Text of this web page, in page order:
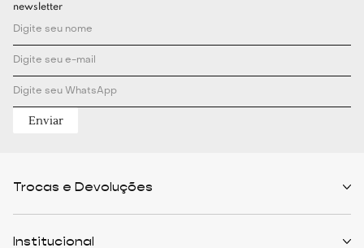
newsletter
Enviar
Trocas e Devoluções
Institucional